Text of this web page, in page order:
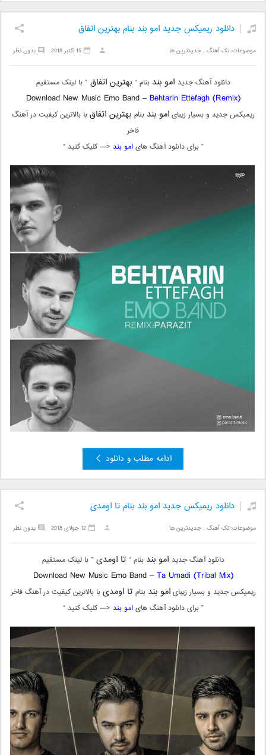
دانلود ریمیکس جدید امو بند بنام بهترین اتفاق
موضوعات:تک آهنگ ,جدیدترین ها بدون نظر 15 اکتبر 2018
دانلود آهنگ جدید امو بند بنام “ بهترین اتفاق” با لینک مستقیم
Download New Music Emo Band –Behtarin Ettefagh (Remix)
ریمیکس جدید و بسیار زیبایامو بند بنام بهترین اتفاقبا بالاترین کیفیت در آهنگ
فاخر
” برای دانلود آهنگ هایامو بند <— کلیک کنید “
ادامه مطلب و دانلود
دانلود ریمیکس جدید امو بند بنام تا اومدی
موضوعات:تک آهنگ ,جدیدترین ها بدون نظر 12 جولای 2018
دانلود آهنگ جدید امو بند بنام “ تا اومدی” با لینک مستقیم
Download New Music Emo Band –Ta Umadi (Tribal Mix)
ریمیکس جدید و بسیار زیبایامو بند بنام تا اومدیبا بالاترین کیفیت در آهنگ فاخر
” برای دانلود آهنگ هایامو بند <— کلیک کنید “